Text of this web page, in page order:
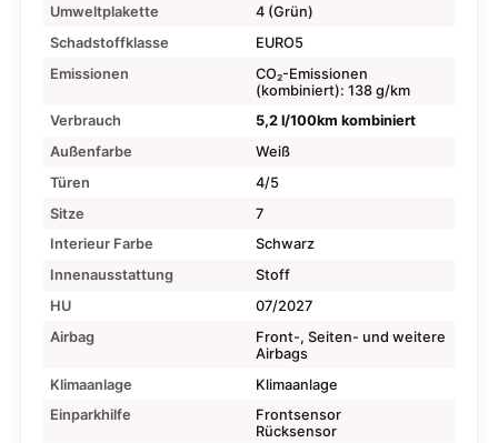
Umweltplakette
4 (Grün)
Schadstoffklasse
EURO5
Emissionen
CO₂-Emissionen
(kombiniert): 138 g/km
Verbrauch
5,2 l/100km kombiniert
Außenfarbe
Weiß
Türen
4/5
Sitze
7
Interieur Farbe
Schwarz
Innenausstattung
Stoff
HU
07/2027
Airbag
Front-, Seiten- und weitere
Airbags
Klimaanlage
Klimaanlage
Einparkhilfe
Frontsensor
Rücksensor